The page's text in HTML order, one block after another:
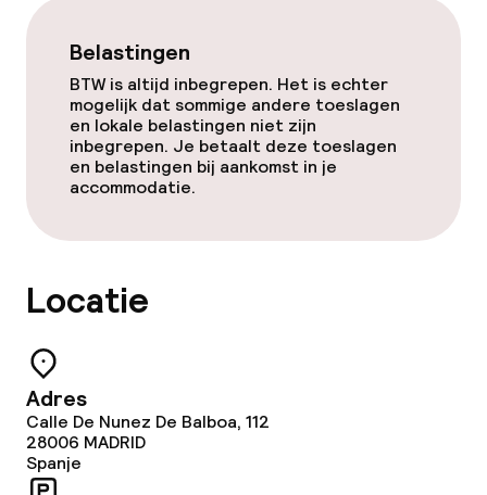
Faciliteiten en diensten voor kinderen
Babysitservice
Schoonmaakvoorzieningen
Zakelijke faciliteiten
Vergaderruimte
Beleid
Belastingen
BTW is altijd inbegrepen. Het is echter
mogelijk dat sommige andere toeslagen
en lokale belastingen niet zijn
inbegrepen. Je betaalt deze toeslagen
en belastingen bij aankomst in je
accommodatie.
Locatie
Adres
Calle De Nunez De Balboa, 112
28006 MADRID
Spanje